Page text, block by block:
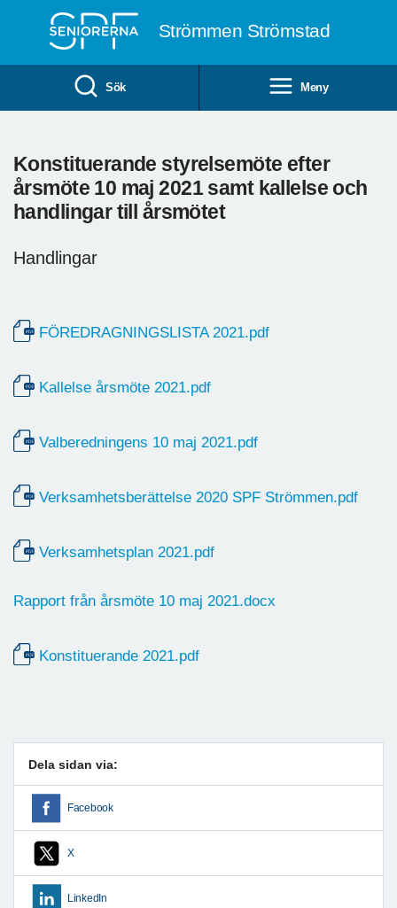
Strömmen Strömstad
Sök Meny
Konstituerande styrelsemöte efter
årsmöte 10 maj 2021 samt kallelse och
handlingar till årsmötet
Handlingar
FÖREDRAGNINGSLISTA 2021.pdf
Kallelse årsmöte 2021.pdf
Valberedningens 10 maj 2021.pdf
Verksamhetsberättelse 2020 SPF Strömmen.pdf
Verksamhetsplan 2021.pdf
Rapport från årsmöte 10 maj 2021.docx
Konstituerande 2021.pdf
Dela sidan via:
Facebook
X
LinkedIn